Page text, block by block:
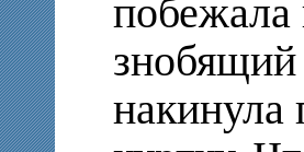
побежала
знобящий
накинула